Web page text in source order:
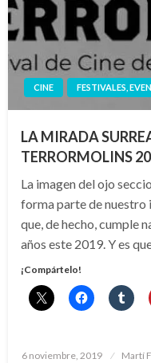
CINE FESTIVALES,
LA MIRADA
TERRORMOLINS
La imagen del ojo
forma parte de nuestro
que, de hecho, cumple
años este 2019. Y es
¡Compártelo!
Publicado
6 noviembre, 2019 Martí